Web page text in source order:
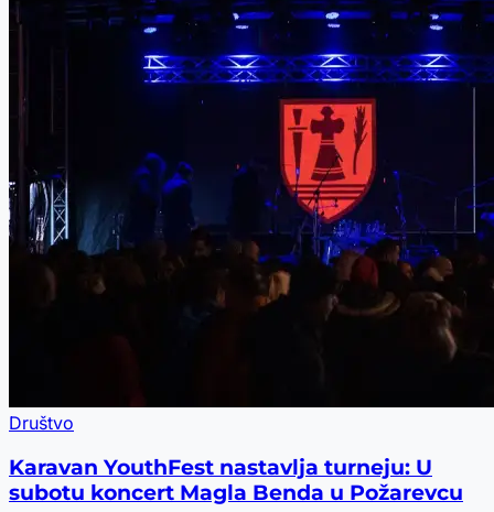
Društvo
Karavan YouthFest nastavlja turneju: U
subotu koncert Magla Benda u Požarevcu